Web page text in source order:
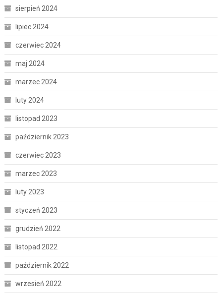
sierpień 2024
lipiec 2024
czerwiec 2024
maj 2024
marzec 2024
luty 2024
listopad 2023
październik 2023
czerwiec 2023
marzec 2023
luty 2023
styczeń 2023
grudzień 2022
listopad 2022
październik 2022
wrzesień 2022